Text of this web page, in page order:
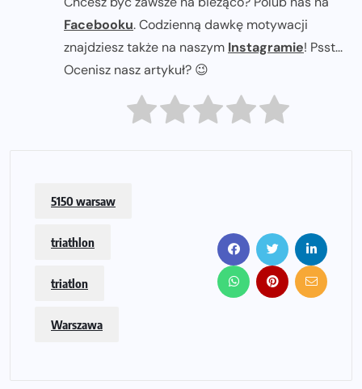
Facebooku. Codzienną dawkę motywacji
znajdziesz także na naszym Instagramie! Psst...
Ocenisz nasz artykuł? 😉
5150 warsaw
triathlon
triatlon
Warszawa